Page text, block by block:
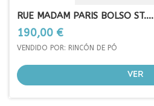
RUE MADAM PARIS BOLSO ST....
Prezo
190,00 €
VENDIDO POR: RINCÓN DE PÓ
VER